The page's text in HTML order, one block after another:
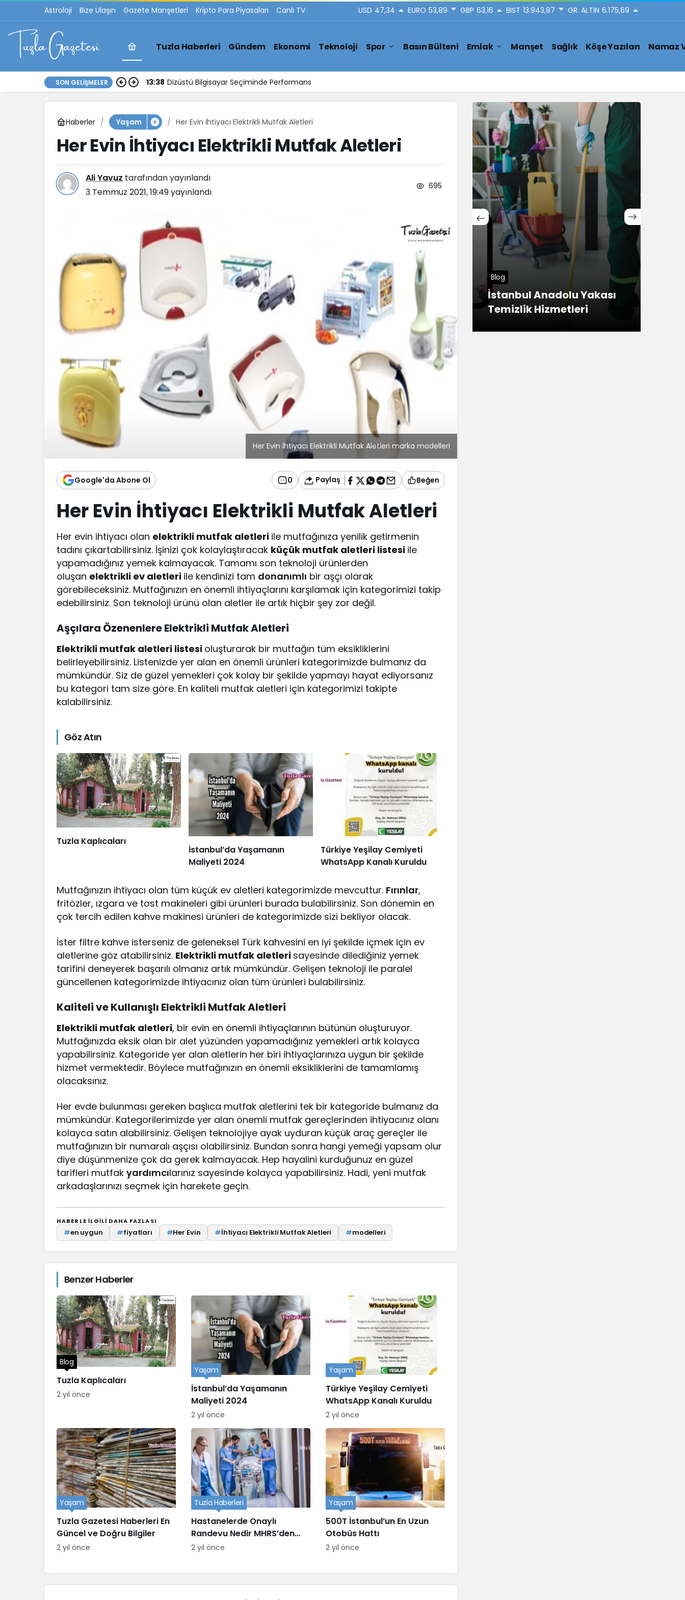
Astroloji Bize Ulaşın Gazete Manşetleri Kripto Para Piyasaları Canlı TV USD 47,34 EURO 53,89 GBP 63,16 BIST 13.943,87 GR. ALTIN 6.175,69
Tuzla Haberleri Gündem Ekonomi Teknoloji Spor Basın Bülteni Emlak Manşet Sağlık Köşe Yazıları Namaz
SON GELIŞMELER 13:38 Dizüstü Bilgisayar Seçiminde Performans
Haberler Yaşam Her Evin İhtiyacı Elektrikli Mutfak Aletleri
Her Evin İhtiyacı Elektrikli Mutfak Aletleri
Ali Yavuz tarafından yayınlandı
3 Temmuz 2021, 19:49yayınlandı
695
Her Evin İhtiyacı Elektrikli Mutfak Aletleri marka modelleri
Google'da Abone Ol 0 Paylaş Beğen
Her Evin İhtiyacı Elektrikli Mutfak Aletleri
Her evin ihtiyacı olan elektrikli mutfak aletleri ile mutfağınıza yenilik getirmenin
tadını çıkartabilirsiniz. İşinizi çok kolaylaştıracak küçük mutfak aletleri listesi ile
yapamadığınız yemek kalmayacak. Tamamı son teknoloji ürünlerden
oluşan elektrikli ev aletleri ile kendinizi tam donanımlı bir aşçı olarak
görebileceksiniz. Mutfağınızın en önemli ihtiyaçlarını karşılamak için kategorimizi takip
edebilirsiniz. Son teknoloji ürünü olan aletler ile artık hiçbir şey zor değil.
Aşçılara Özenenlere Elektrikli Mutfak Aletleri
Elektrikli mutfak aletleri listesi oluşturarak bir mutfağın tüm eksikliklerini
belirleyebilirsiniz. Listenizde yer alan en önemli ürünleri kategorimizde bulmanız da
mümkündür. Siz de güzel yemekleri çok kolay bir şekilde yapmayı hayat ediyorsanız
bu kategori tam size göre. En kaliteli mutfak aletleri için kategorimizi takipte
kalabilirsiniz.
Göz Atın
Tuzla Kaplıcaları
İstanbul’da Yaşamanın
Maliyeti 2024
Türkiye Yeşilay Cemiyeti
WhatsApp Kanalı Kuruldu
Mutfağınızın ihtiyacı olan tüm küçük ev aletleri kategorimizde mevcuttur. Fırınlar,
fritözler, ızgara ve tost makineleri gibi ürünleri burada bulabilirsiniz. Son dönemin en
çok tercih edilen kahve makinesi ürünleri de kategorimizde sizi bekliyor olacak.
İster filtre kahve isterseniz de geleneksel Türk kahvesini en iyi şekilde içmek için ev
aletlerine göz atabilirsiniz. Elektrikli mutfak aletleri sayesinde dilediğiniz yemek
tarifini deneyerek başarılı olmanız artık mümkündür. Gelişen teknoloji ile paralel
güncellenen kategorimizde ihtiyacınız olan tüm ürünleri bulabilirsiniz.
Kaliteli ve Kullanışlı Elektrikli Mutfak Aletleri
Elektrikli mutfak aletleri, bir evin en önemli ihtiyaçlarının bütünün oluşturuyor.
Mutfağınızda eksik olan bir alet yüzünden yapamadığınız yemekleri artık kolayca
yapabilirsiniz. Kategoride yer alan aletlerin her biri ihtiyaçlarınıza uygun bir şekilde
hizmet vermektedir. Böylece mutfağınızın en önemli eksikliklerini de tamamlamış
olacaksınız.
Her evde bulunması gereken başlıca mutfak aletlerini tek bir kategoride bulmanız da
mümkündür. Kategorilerimizde yer alan önemli mutfak gereçlerinden ihtiyacınız olanı
kolayca satın alabilirsiniz. Gelişen teknolojiye ayak uyduran küçük araç gereçler ile
mutfağınızın bir numaralı aşçısı olabilirsiniz. Bundan sonra hangi yemeği yapsam olur
diye düşünmenize çok da gerek kalmayacak. Hep hayalini kurduğunuz en güzel
tarifleri mutfakyardımcılarınız sayesinde kolayca yapabilirsiniz. Hadi, yeni mutfak
arkadaşlarınızı seçmek için harekete geçin.
HABERLE ILGILI DAHA FAZLASI
#en uygun #fiyatları #Her Evin #İhtiyacı Elektrikli Mutfak Aletleri #modelleri
Benzer Haberler
Tuzla Kaplıcaları
Blog
2 yıl önce
İstanbul’da Yaşamanın
Maliyeti 2024
Yaşam
2 yıl önce
Türkiye Yeşilay Cemiyeti
WhatsApp Kanalı Kuruldu
Yaşam
2 yıl önce
Tuzla Gazetesi Haberleri En
Güncel ve Doğru Bilgiler
Yaşam
2 yıl önce
Hastanelerde Onaylı
Randevu Nedir MHRS’den
Nasıl Randevu Alınır?
Tuzla Haberleri
2 yıl önce
500T İstanbul’un En Uzun
Otobüs Hattı
Yaşam
2 yıl önce
Dizüstü Bilgisayar
Seçiminde Performans
Blog
İstanbul Anadolu Yakası
Temizlik Hizmetleri